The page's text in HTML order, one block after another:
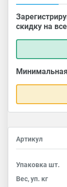
скидку на
Артикул
Упаковка шт.
Вес, уп. кг